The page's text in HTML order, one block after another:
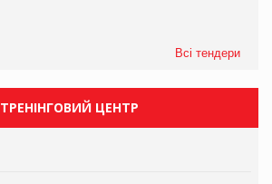
Всі тендери
ТРЕНІНГОВИЙ ЦЕНТР